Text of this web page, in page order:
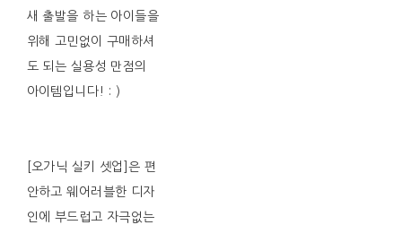
새 출발을 하는 아이들을
위해 고민없이 구매하셔
도 되는 실용성 만점의
아이템입니다! : )
[오가닉 실키 셋업]은 편
안하고 웨어러블한 디자
인에 부드럽고 자극없는